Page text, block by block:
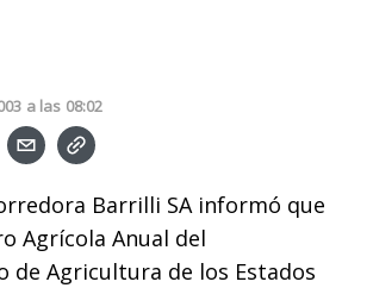
a las 08:02
Barrilli SA informó que
Agrícola Anual del
de Agricultura de los Estados